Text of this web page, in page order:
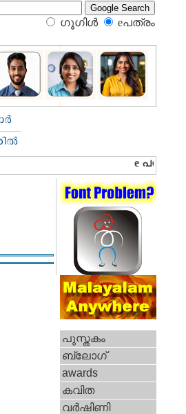
ഗൂഗിള്‍ eപത്രം‍
പുസ്തകം
ബ്ലോഗ്
awards
കവിത
വര്‍ഷിണി